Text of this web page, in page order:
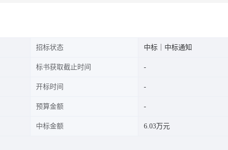
招标状态 中标｜中标通知
标书获取截止时间
开标时间
预算金额
中标金额 6.03万元